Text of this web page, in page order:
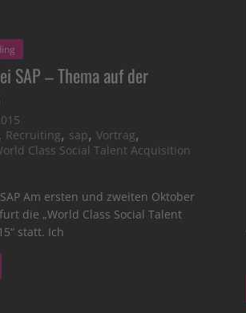
SAP – Thema auf der
Recruiting, sap,Vortrag,
Class Social Talent Acquisition
Am ersten und zweiten Oktober
die „World Class Social Talent
statt. Ich